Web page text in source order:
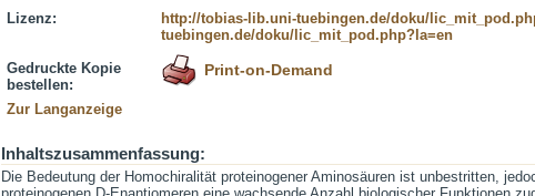
Lizenz:
http://tobias-lib.uni-tuebingen.de/doku/
tuebingen.de/doku/lic_mit_pod.php?la=en
Gedruckte Kopie
bestellen:
Print-on-Demand
Zur Langanzeige
Inhaltszusammenfassung:
Die Bedeutung der Homochiralität proteinogener Aminosäuren ist unbestritten,